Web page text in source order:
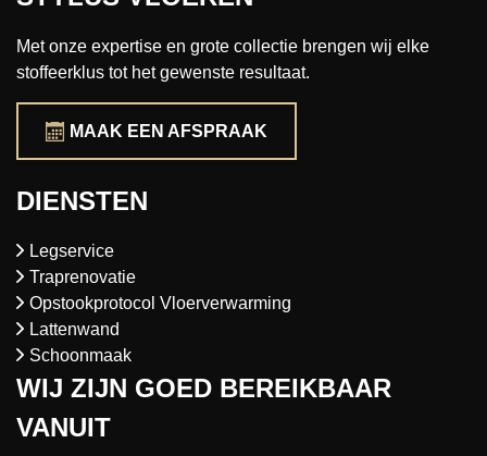
Met onze expertise en grote collectie brengen wij elke
stoffeerklus tot het gewenste resultaat.
MAAK EEN AFSPRAAK
DIENSTEN
Legservice
Traprenovatie
Opstookprotocol Vloerverwarming
Lattenwand
Schoonmaak
WIJ ZIJN GOED BEREIKBAAR
VANUIT